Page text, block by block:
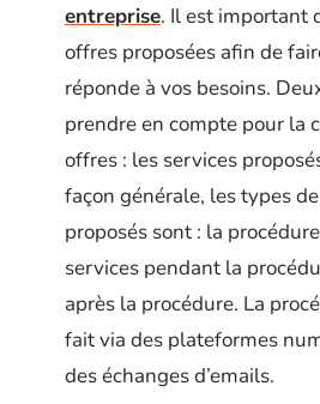
entreprise. Il est important
offres proposées afin de
réponde à vos besoins.
prendre en compte pour la
offres : les services
façon générale, les types
proposés sont : la
services pendant la
après la procédure. La
fait via des plateformes
des échanges d’emails.